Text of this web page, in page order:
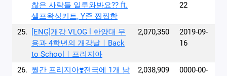
찮은 사람들 일루와봐요?? ft.
셀프왁싱키트, Y존 찝찝함
22
25.
[ENG]개강 VLOG l 한양대 무
용과 4학년의 개강날ㅣBack
to Schoolㅣ프리지아
2,070,350
2019-09-
16
26. 월간 프리지아❣️전국에 1개 남
2,038,909
0000-00-